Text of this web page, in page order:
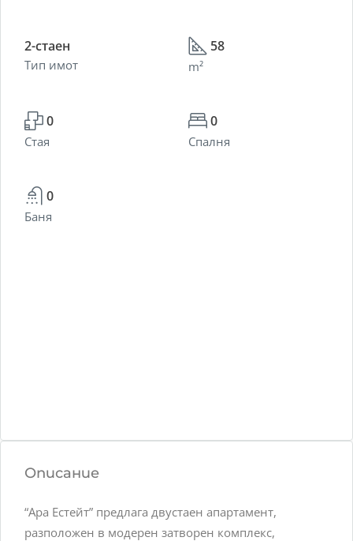
2-стаен
Тип имот
58
m²
0
Стая
0
Спалня
0
Баня
Описание
“Ара Естейт” предлага двустаен апартамент,
разположен в модерен затворен комплекс,